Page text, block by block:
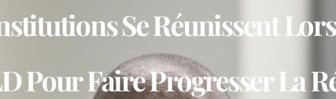
Se Réunissent
Pour Faire Progresser La